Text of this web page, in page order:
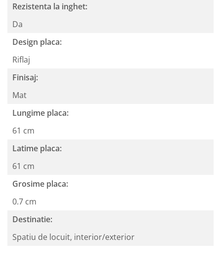
Rezistenta la inghet:
Da
Design placa:
Riflaj
Finisaj:
Mat
Lungime placa:
61 cm
Latime placa:
61 cm
Grosime placa:
0.7 cm
Destinatie:
Spatiu de locuit, interior/exterior